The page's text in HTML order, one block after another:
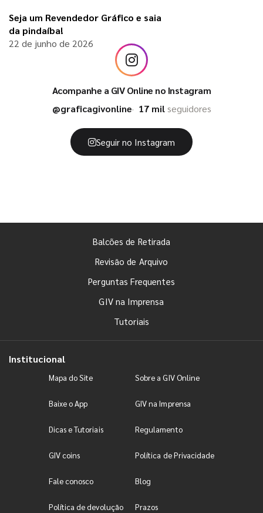
Seja um Revendedor Gráfico e saia
da pindaíba!
22 de junho de 2026
Acompanhe a GIV Online no Instagram
@graficagivonline
17 milseguidores
Seguir no Instagram
Balcões de Retirada
Revisão de Arquivo
Perguntas Frequentes
GIV na Imprensa
Tutoriais
Institucional
Mapa do Site Sobre a GIV Online
Baixe o App GIV na Imprensa
Dicas e Tutoriais Regulamento
GIV coins Política de Privacidade
Fale conosco Blog
Política de devolução Prazos